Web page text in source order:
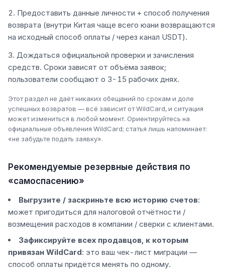
Предоставить данные личности + способ получения
возврата (внутри Китая чаще всего юани возвращаются
на исходный способ оплаты / через канал USDT).
Дождаться официальной проверки и зачисления
средств. Сроки зависят от объёма заявок;
пользователи сообщают о 3-15 рабочих днях.
Этот раздел не даёт никаких обещаний по срокам и доле
успешных возвратов — всё зависит от WildCard, и ситуация
может измениться в любой момент. Ориентируйтесь на
официальные объявления WildCard; статья лишь напоминает:
«не забудьте подать заявку».
Рекомендуемые резервные действия по
«самоспасению»
Выгрузите / заскриньте всю историю счетов:
может пригодиться для налоговой отчётности /
возмещения расходов в компании / сверки с клиентами.
Зафиксируйте всех продавцов, к которым
привязан WildCard: это ваш чек-лист миграции —
способ оплаты придётся менять по одному.